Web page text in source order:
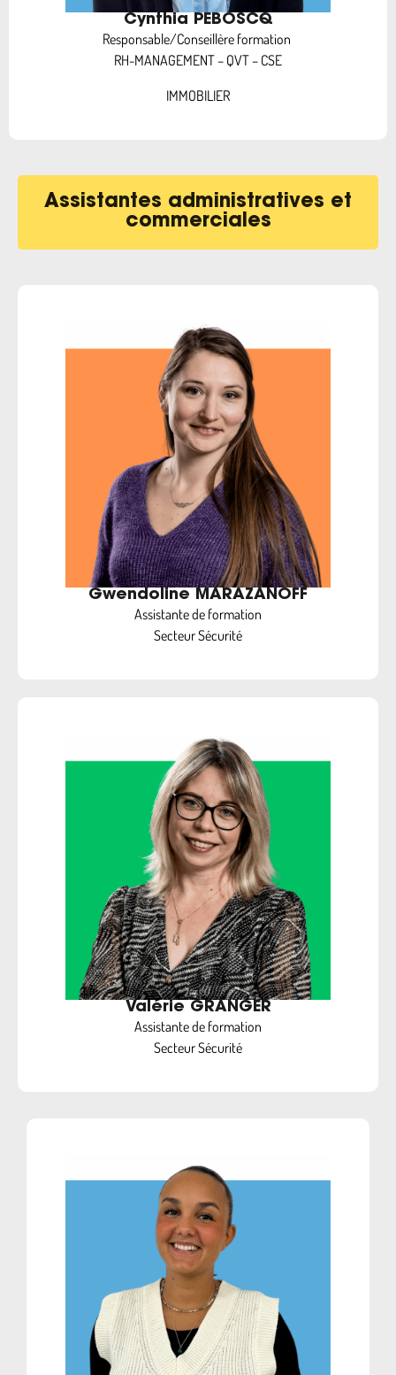
Cynthia PEBOSCQ
Responsable/Conseillère formation
RH-MANAGEMENT – QVT – CSE
IMMOBILIER
Assistantes administratives et
commerciales
Gwendoline MARAZANOFF
Assistante de formation
Secteur Sécurité
Valérie GRANGER
Assistante de formation
Secteur Sécurité